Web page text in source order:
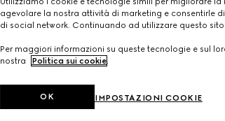
agevolare la nostra attività di marketing e consentirle
di social network. Continuando ad utilizzare questo
Per maggiori informazioni su queste tecnologie e sul
nostra
Politica sui cookie.
IMPOSTAZIONI COOKIE
OK